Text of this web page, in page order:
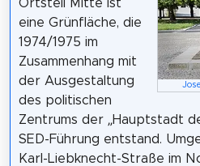
Ortsteil Mitte ist
eine Grünfläche, die
1974/1975 im
Zusammenhang mit
der Ausgestaltung
des politischen
Zentrums der „Hauptstadt
SED-Führung entstand.
Karl-Liebknecht-Straße im